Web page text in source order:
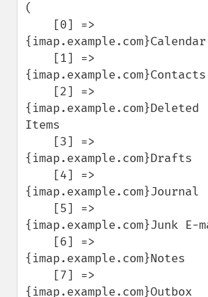
(
{imap.example.com}Calendar
{imap.example.com}Contacts
{imap.example.com}Deleted
Items
{imap.example.com}Drafts
{imap.example.com}Journal
{imap.example.com}Junk E-
{imap.example.com}Notes
{imap.example.com}Outbox